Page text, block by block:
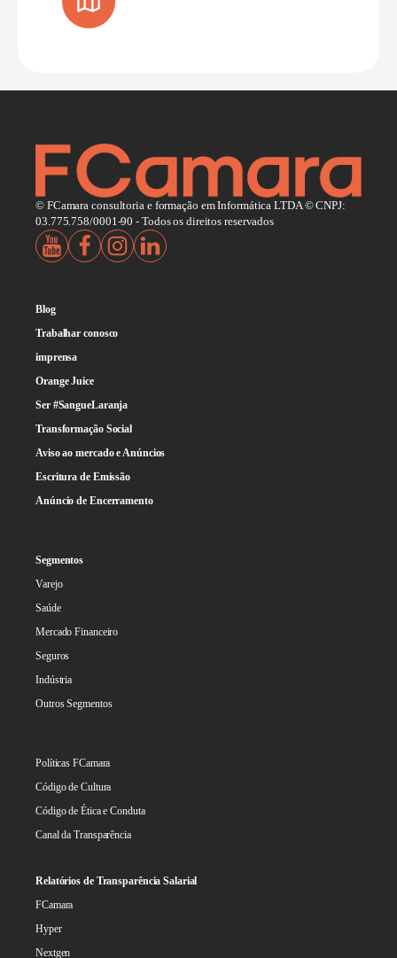
© FCamara consultoria e formação em Informática LTDA © CNPJ:
03.775.758/0001-90 - Todos os direitos reservados
Blog
Trabalhar conosco
imprensa
Orange Juice
Ser #SangueLaranja
Transformação Social
Aviso ao mercado e Anúncios
Escritura de Emissão
Anúncio de Encerramento
Segmentos
Varejo
Saúde
Mercado Financeiro
Seguros
Indústria
Outros Segmentos
Políticas FCamara
Código de Cultura
Código de Ética e Conduta
Canal da Transparência
Relatórios de Transparência Salarial
FCamara
Hyper
Nextgen